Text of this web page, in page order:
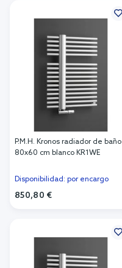
P.M.H. Kronos radiador de baño
80x60 cm blanco KR1WE
Disponibilidad: por encargo
850,80 €